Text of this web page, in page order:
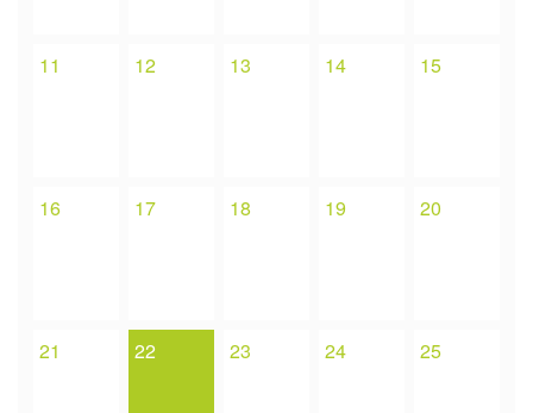
11 12 13 14 15
16 17 18 19 20
21 22 23 24 25